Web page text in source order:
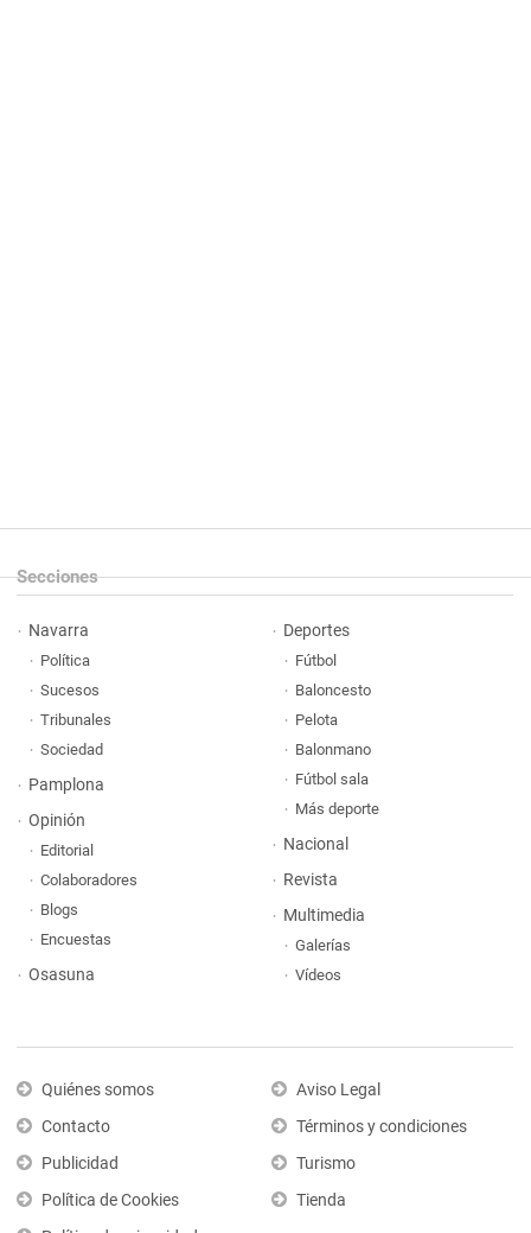
Secciones
Navarra
Política
Sucesos
Tribunales
Sociedad
Pamplona
Opinión
Editorial
Colaboradores
Blogs
Encuestas
Osasuna
Deportes
Fútbol
Baloncesto
Pelota
Balonmano
Fútbol sala
Más deporte
Nacional
Revista
Multimedia
Galerías
Vídeos
Quiénes somos
Contacto
Publicidad
Política de Cookies
Aviso Legal
Términos y condiciones
Turismo
Tienda